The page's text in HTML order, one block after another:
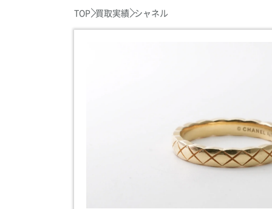
TOP 買取実績 シャネル